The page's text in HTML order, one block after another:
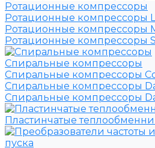
Ротационные компрессоры
Ротационные компрессоры
Ротационные компрессоры
Ротационные компрессоры
Спиральные компрессоры
Спиральные компрессоры
Спиральные компрессоры
Спиральные компрессоры
Пластинчатые